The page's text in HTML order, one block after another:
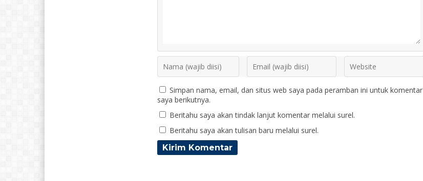
Simpan nama, email, dan situs web saya pada peramban ini untuk komentar
saya berikutnya.
Beritahu saya akan tindak lanjut komentar melalui surel.
Beritahu saya akan tulisan baru melalui surel.